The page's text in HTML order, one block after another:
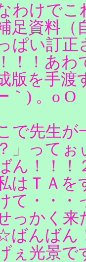
わけでこ
足資料（
ぱい訂
！！あわ
版を手渡
｀) 。o
で先生が
」って
ん！！！
はＴＡを
て・・・
っかく来
ばんばん
ぇ光景で